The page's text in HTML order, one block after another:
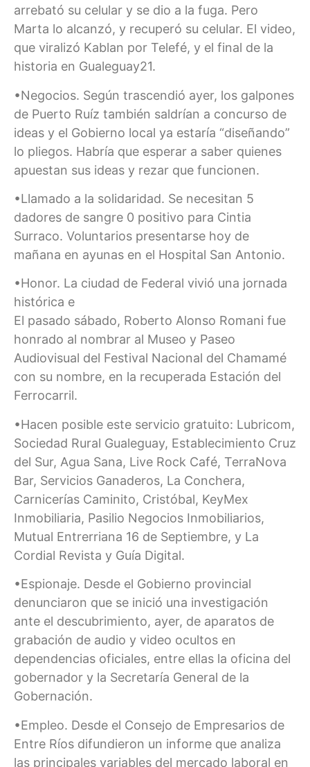
arrebató su celular y se dio a la fuga. Pero
Marta lo alcanzó, y recuperó su celular. El video,
que viralizó Kablan por Telefé, y el final de la
historia en Gualeguay21.
•Negocios. Según trascendió ayer, los galpones
de Puerto Ruíz también saldrían a concurso de
ideas y el Gobierno local ya estaría “diseñando”
lo pliegos. Habría que esperar a saber quienes
apuestan sus ideas y rezar que funcionen.
•Llamado a la solidaridad. Se necesitan 5
dadores de sangre 0 positivo para Cintia
Surraco. Voluntarios presentarse hoy de
mañana en ayunas en el Hospital San Antonio.
•Honor. La ciudad de Federal vivió una jornada
histórica e
El pasado sábado, Roberto Alonso Romani fue
honrado al nombrar al Museo y Paseo
Audiovisual del Festival Nacional del Chamamé
con su nombre, en la recuperada Estación del
Ferrocarril.
•Hacen posible este servicio gratuito: Lubricom,
Sociedad Rural Gualeguay, Establecimiento Cruz
del Sur, Agua Sana, Live Rock Café, TerraNova
Bar, Servicios Ganaderos, La Conchera,
Carnicerías Caminito, Cristóbal, KeyMex
Inmobiliaria, Pasilio Negocios Inmobiliarios,
Mutual Entrerriana 16 de Septiembre, y La
Cordial Revista y Guía Digital.
•Espionaje. Desde el Gobierno provincial
denunciaron que se inició una investigación
ante el descubrimiento, ayer, de aparatos de
grabación de audio y video ocultos en
dependencias oficiales, entre ellas la oficina del
gobernador y la Secretaría General de la
Gobernación.
•Empleo. Desde el Consejo de Empresarios de
Entre Ríos difundieron un informe que analiza
las principales variables del mercado laboral en